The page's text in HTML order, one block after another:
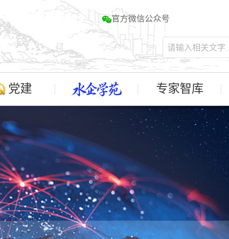
官方微信公众号
党建 专家智库